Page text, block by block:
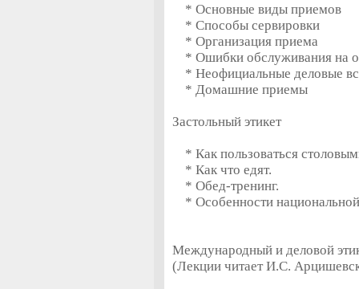
* Основные виды приемов
* Способы сервировки
* Организация приема
* Ошибки обслуживания на
* Неофициальные деловые
* Домашние приемы
Застольный этикет
* Как пользоваться
* Как что едят.
* Обед-тренинг.
* Особенности
Международный и деловой
(Лекции читает И.С.